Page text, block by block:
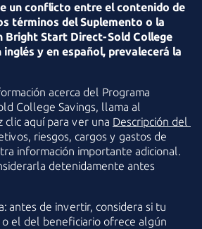
un conflicto entre el contenido de
términos del Suplemento o la
Bright Start Direct-Sold College
inglés y en español, prevalecerá la
acerca del Programa
College Savings, llama al
clic aquí para ver una Descripción del
riesgos, cargos y gastos de
información importante adicional.
detenidamente antes
antes de invertir, considera si tu
o el del beneficiario ofrece algún